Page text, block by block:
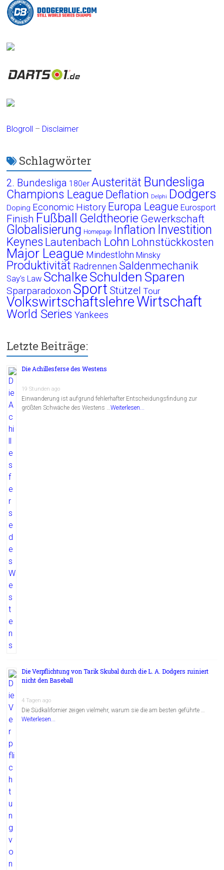
Blogroll – Disclaimer
Schlagwörter
2. Bundesliga 180er Austerität Bundesliga
Champions League Deflation Delphi Dodgers
Doping Economic History Europa League Eurosport
Finish Fußball Geldtheorie Gewerkschaft
Globalisierung Homepage Inflation Investition
Keynes Lautenbach Lohn Lohnstückkosten
Major League Mindestlohn Minsky
Produktivität Radrennen Saldenmechanik
Say's Law Schalke Schulden Sparen
Sparparadoxon Sport Stützel Tour
VolkswirtschaftslehreWirtschaft
World Series Yankees
Letzte Beiträge:
Die Achillesferse des Westens
19 Stunden ago
Einwanderung ist aufgrund fehlerhafter Entscheidungsfindung zur
größten Schwäche des Westens …Weiterlesen...
Die Verpflichtung von Tarik Skubal durch die L. A. Dodgers ruiniert
nicht den Baseball
4 Tagen ago
Die Südkalifornier zeigen vielmehr, warum sie die am besten geführte …
Weiterlesen...